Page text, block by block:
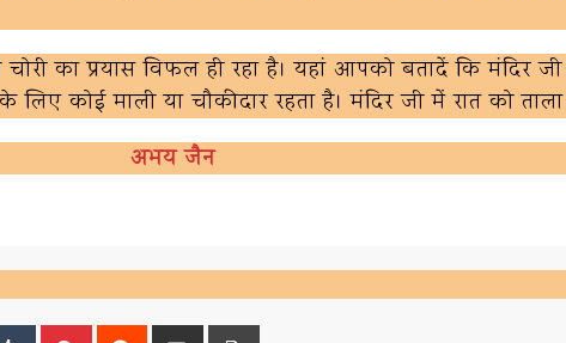
का प्रयास विफल ही रहा है। यहां आपको बतादें कि मंदिर
कोई माली या चौकीदार रहता है। मंदिर जी में रात को ताला
अभय जैन
Tumblr Pinterest Reddit
Share